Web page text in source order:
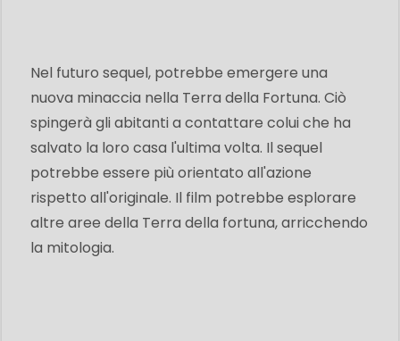
Nel futuro sequel, potrebbe emergere una
nuova minaccia nella Terra della Fortuna. Ciò
spingerà gli abitanti a contattare colui che ha
salvato la loro casa l'ultima volta. Il sequel
potrebbe essere più orientato all'azione
rispetto all'originale. Il film potrebbe esplorare
altre aree della Terra della fortuna, arricchendo
la mitologia.